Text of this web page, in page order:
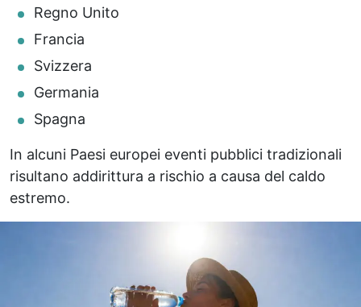
Regno Unito
Francia
Svizzera
Germania
Spagna
In alcuni Paesi europei eventi pubblici tradizionali
risultano addirittura a rischio a causa del caldo
estremo.